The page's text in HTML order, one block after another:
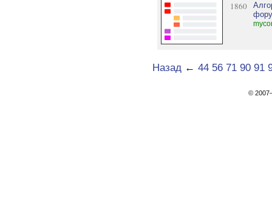
1860
Назад ← 44 56 71 90 91
©